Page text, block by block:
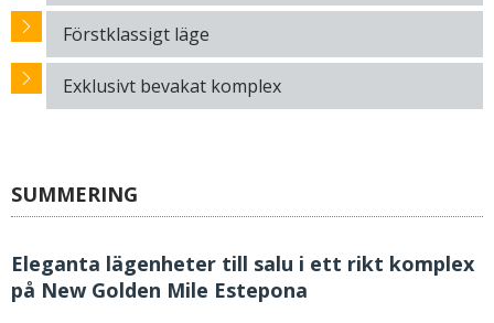
Förstklassigt läge
Exklusivt bevakat komplex
SUMMERING
Eleganta lägenheter till salu i ett rikt komplex
på New Golden Mile Estepona